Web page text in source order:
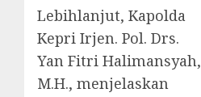
Lebihlanjut, Kapolda
Kepri Irjen. Pol. Drs.
Yan Fitri Halimansyah,
M.H., menjelaskan